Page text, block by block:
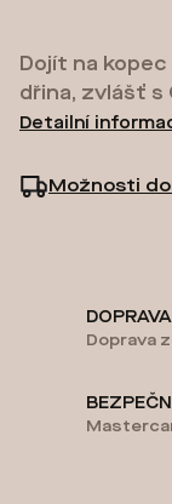
Možnosti
Dojít na
dřina, zvlášť s
Detailní
Doprava